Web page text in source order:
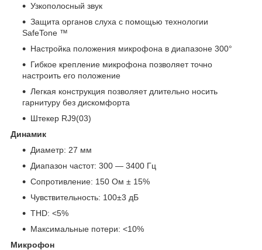
Узкополосный звук
Защита органов слуха с помощью технологии
SafeTone ™
Настройка положения микрофона в диапазоне 300°
Гибкое крепление микрофона позволяет точно
настроить его положение
Легкая конструкция позволяет длительно носить
гарнитуру без дискомфорта
Штекер RJ9(03)
Динамик
Диаметр: 27 мм
Диапазон частот: 300 — 3400 Гц
Сопротивление: 150 Ом ± 15%
Чувствительность: 100±3 дБ
THD: <5%
Максимальные потери: <10%
Микрофон